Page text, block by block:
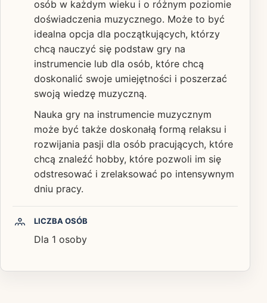
osób w każdym wieku i o różnym poziomie
doświadczenia muzycznego. Może to być
idealna opcja dla początkujących, którzy
chcą nauczyć się podstaw gry na
instrumencie lub dla osób, które chcą
doskonalić swoje umiejętności i poszerzać
swoją wiedzę muzyczną.
Nauka gry na instrumencie muzycznym
może być także doskonałą formą relaksu i
rozwijania pasji dla osób pracujących, które
chcą znaleźć hobby, które pozwoli im się
odstresować i zrelaksować po intensywnym
dniu pracy.
LICZBA OSÓB
Dla 1 osoby